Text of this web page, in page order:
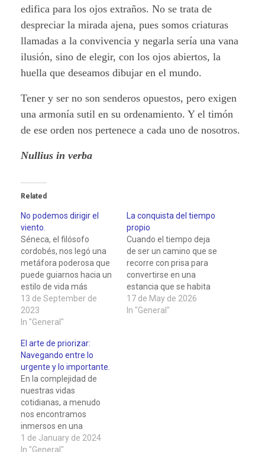
edifica para los ojos extraños. No se trata de
despreciar la mirada ajena, pues somos criaturas
llamadas a la convivencia y negarla sería una vana
ilusión, sino de elegir, con los ojos abiertos, la
huella que deseamos dibujar en el mundo.
Tener y ser no son senderos opuestos, pero exigen
una armonía sutil en su ordenamiento. Y el timón
de ese orden nos pertenece a cada uno de nosotros.
Nullius in verba
Related
No podemos dirigir el
viento.
Séneca, el filósofo
cordobés, nos legó una
metáfora poderosa que
puede guiarnos hacia un
estilo de vida más
saludable: "No podemos
dirigir el viento, pero
podemos orientar las
artículo exploraré cómo
esta frase se relaciona
con la salud y cómo el
ambiente familiar y…
13 de September de
2023
In "General"
La conquista del tiempo
propio
Cuando el tiempo deja
de ser un camino que se
recorre con prisa para
convertirse en una
estancia que se habita
con calma. Una reflexión
sobre la verdadera
17 de May de 2026
In "General"
El arte de priorizar:
Navegando entre lo
urgente y lo importante.
En la complejidad de
nuestras vidas
cotidianas, a menudo
nos encontramos
inmersos en una
vorágine de actividades y
responsabilidades. En
1 de January de 2024
In "General"